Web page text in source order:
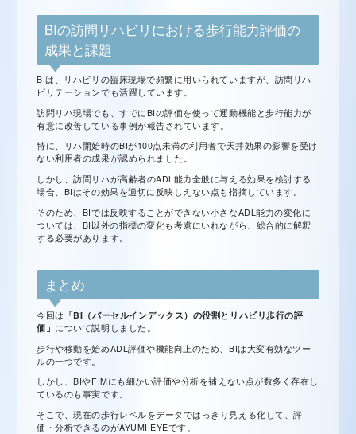
BIの訪問リハビリにおける歩行能力評価の
成果と課題
BIは、リハビリの臨床現場で頻繁に用いられていますが、訪問リハ
ビリテーションでも活躍しています。
訪問リハ現場でも、すでにBIの評価を使って運動機能と歩行能力が
有意に改善している事例が報告されています。
特に、リハ開始時のBIが100点未満の利用者で天井効果の影響を受け
ない利用者の成果が認められました。
しかし、訪問リハが高齢者のADL能力全般に与える効果を検討する
場合、BIはその効果を適切に反映しえない点も指摘しています。
そのため、BIでは反映することができない小さなADL能力の変化に
ついては、BI以外の指標の変化も考慮にいれながら、総合的に解釈
する必要があります。
まとめ
今回は 「BI（バーセルインデックス）の役割とリハビリ歩行の評
価」 について説明しました。
歩行や移動を始めADL評価や機能向上のため、BIは大変有効なツー
ルの一つです。
しかし、BIやFIMにも細かい評価や分析を補えない点が数多く存在し
ているのも事実です。
そこで、現在の歩行レベルをデータではっきり見える化して、評
価・分析できるのがAYUMI EYEです。